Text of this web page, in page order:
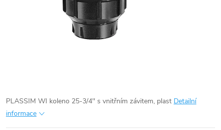
PLASSIM WI koleno 25-3/4'' s vnitřním závitem, plast Detailní
informace